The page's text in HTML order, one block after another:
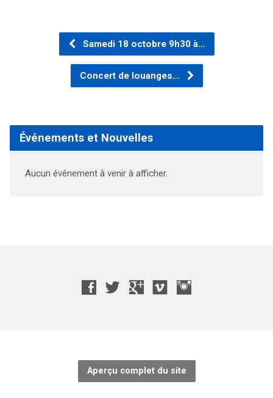
Samedi 18 octobre 9h30 à…
Concert de louanges…
Événements et Nouvelles
Aucun événement à venir à afficher.
Aperçu complet du site